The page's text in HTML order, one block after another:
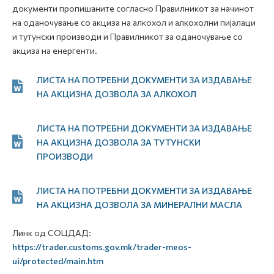
документи пропишаните согласно Правилникот за начинот
на оданочување со акциза на алкохол и алкохолни пијалаци
и тутунски производи и Правилникот за оданочување со
акциза на енергенти.
ЛИСТА НА ПОТРЕБНИ ДОКУМЕНТИ ЗА ИЗДАВАЊЕ
НА АКЦИЗНА ДОЗВОЛА ЗА АЛКОХОЛ
ЛИСТА НА ПОТРЕБНИ ДОКУМЕНТИ ЗА ИЗДАВАЊЕ
НА АКЦИЗНА ДОЗВОЛА ЗА ТУТУНСКИ
ПРОИЗВОДИ
ЛИСТА НА ПОТРЕБНИ ДОКУМЕНТИ ЗА ИЗДАВАЊЕ
НА АКЦИЗНА ДОЗВОЛА ЗА МИНЕРАЛНИ МАСЛА
Линк од СОЦДАД:
https://trader.customs.gov.mk/trader-meos-
ui/protected/main.htm